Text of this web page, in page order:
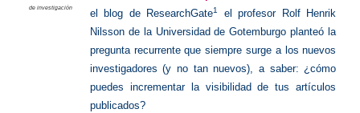
de investigación
el blog de ResearchGate1
el profesor Rolf Henrik
Nilsson de la Universidad de Gotemburgo planteó la
pregunta recurrente que siempre surge a los nuevos
investigadores (y no tan nuevos), a saber: ¿cómo
puedes incrementar la visibilidad de tus artículos
publicados?